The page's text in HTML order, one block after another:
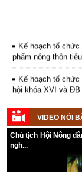
phẩm nông thôn
Kế hoạch tổ
hội khóa XVI và ĐB
đại biểu toàn quốc
- 2031
Hướng dẫn tuyên
Hội đồng nhân
VIDEO NỔI
Chủ tịch Hội Nông
ngh...